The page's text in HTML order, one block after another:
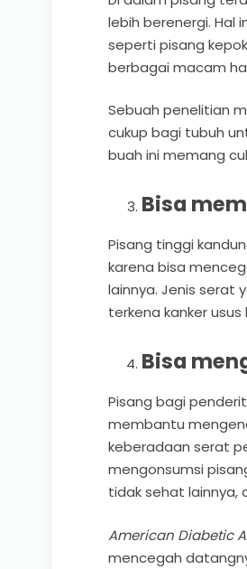
lebih berenergi. Hal
seperti pisang
berbagai macam
Sebuah penelitian
cukup bagi tubuh
buah ini memang
Bisa
Pisang tinggi
karena bisa
lainnya. Jenis serat
terkena kanker
Bisa
Pisang bagi
membantu
keberadaan serat
mengonsumsi
tidak sehat lainnya,
American Diabetic
mencegah